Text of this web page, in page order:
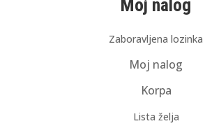
Moj nalog
Zaboravljena lozinka
Moj nalog
Korpa
Lista želja